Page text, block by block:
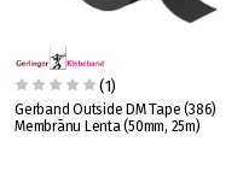
(1)
Gerband Outside DM Tape (386)
Membrānu Lenta (50mm, 25m)